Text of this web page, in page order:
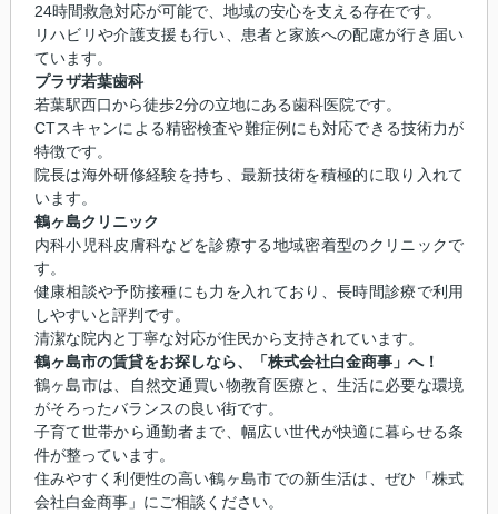
24時間救急対応が可能で、地域の安心を支える存在です。
リハビリや介護支援も行い、患者と家族への配慮が行き届い
ています。
プラザ若葉歯科
若葉駅西口から徒歩2分の立地にある歯科医院です。
CTスキャンによる精密検査や難症例にも対応できる技術力が
特徴です。
院長は海外研修経験を持ち、最新技術を積極的に取り入れて
います。
鶴ヶ島クリニック
内科小児科皮膚科などを診療する地域密着型のクリニックで
す。
健康相談や予防接種にも力を入れており、長時間診療で利用
しやすいと評判です。
清潔な院内と丁寧な対応が住民から支持されています。
鶴ヶ島市の賃貸をお探しなら、「株式会社白金商事」へ！
鶴ヶ島市は、自然交通買い物教育医療と、生活に必要な環境
がそろったバランスの良い街です。
子育て世帯から通勤者まで、幅広い世代が快適に暮らせる条
件が整っています。
住みやすく利便性の高い鶴ヶ島市での新生活は、ぜひ「株式
会社白金商事」にご相談ください。